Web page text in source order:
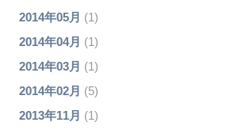
2014年05月 (1)
2014年04月 (1)
2014年03月 (1)
2014年02月 (5)
2013年11月 (1)